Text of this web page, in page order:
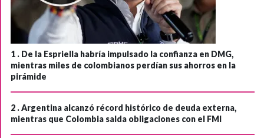
1 . De la Espriella habría impulsado la confianza en DMG,
mientras miles de colombianos perdían sus ahorros en la
pirámide
2 .Argentina alcanzó récord histórico de deuda externa,
mientras que Colombia salda obligaciones con el FMI